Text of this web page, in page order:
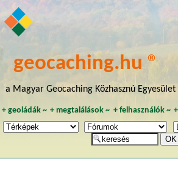
geocaching.hu ®
a Magyar Geocaching Közhasznú
+ geoládák~ +megtalálások ~ + felhasználók~ +